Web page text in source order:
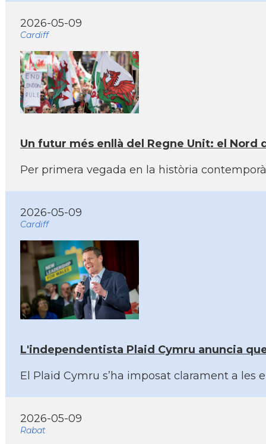
2026-05-09
Cardiff
Un futur més enllà del Regne Unit: el Nord
Per primera vegada en la història
2026-05-09
Cardiff
L'independentista Plaid Cymru anuncia
El Plaid Cymru s’ha imposat clarament a les
2026-05-09
Rabat